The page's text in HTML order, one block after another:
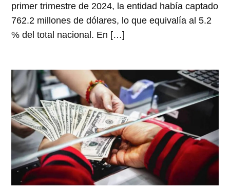
primer trimestre de 2024, la entidad había captado
762.2 millones de dólares, lo que equivalía al 5.2
% del total nacional. En […]